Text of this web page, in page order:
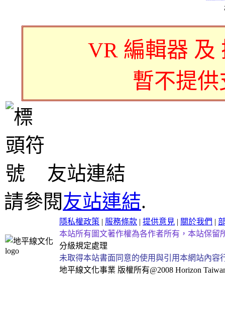
VR 編輯器 及
暫不提
友站連結
請參閱友站連結.
隱私權政策 | 服務條款 | 提供意見 | 關於我們 |
本站所有圖文著作權為各作者所有，本站保留
分級規定處理
未取得本站書面同意的使用與引用本網站內
地平線文化事業 版權所有@2008 Horizon